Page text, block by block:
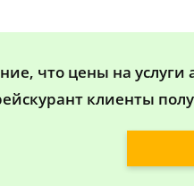
что цены на услуги
клиенты